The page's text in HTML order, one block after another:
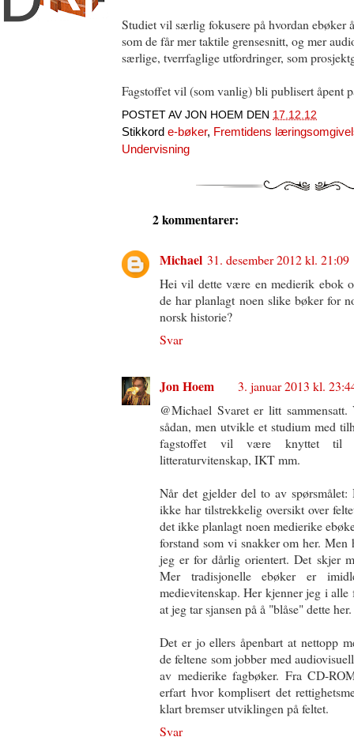
Studiet vil særlig fokusere på hvordan ebøker
som de får mer taktile grensesnitt, og mer
særlige, tverrfaglige utfordringer, som
Fagstoffet vil (som vanlig) bli publisert åpent
POSTET AV JON HOEM DEN 17.12.12
Stikkord e-bøker, Fremtidens
Undervisning
2 kommentarer:
Michael 31. desember 2012 kl. 21:09
Hei vil dette være en medierik ebok
de har planlagt noen slike bøker for
norsk historie?
Svar
Jon Hoem
3. januar 2013 kl.
@Michael Svaret er litt
sådan, men utvikle et studium med
fagstoffet vil være knyttet til
litteraturvitenskap, IKT mm.
Når det gjelder del to av
ikke har tilstrekkelig oversikt over
det ikke planlagt noen medierike
forstand som vi snakker om her. Men
jeg er for dårlig orientert. Det skjer
Mer tradisjonelle ebøker er
medievitenskap. Her kjenner jeg i
at jeg tar sjansen på å "blåse" dette her.
Det er jo ellers åpenbart at nettopp
de feltene som jobber med
av medierike fagbøker. Fra CD-
erfart hvor komplisert det
klart bremser utviklingen på feltet.
Svar